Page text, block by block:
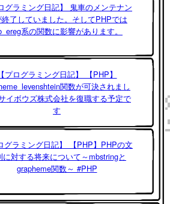
グラミング日記】 鬼車のメンテナン
終了していました。そしてPHPでは
系の関数に影響があります。
【プログラミング日記】 【PHP】
関数が可決されまし
イボウズ株式会社を復職する予定で
す
グラミング日記】 【PHP】PHPの文
に対する将来について～mbstringと
grapheme関数～ #PHP